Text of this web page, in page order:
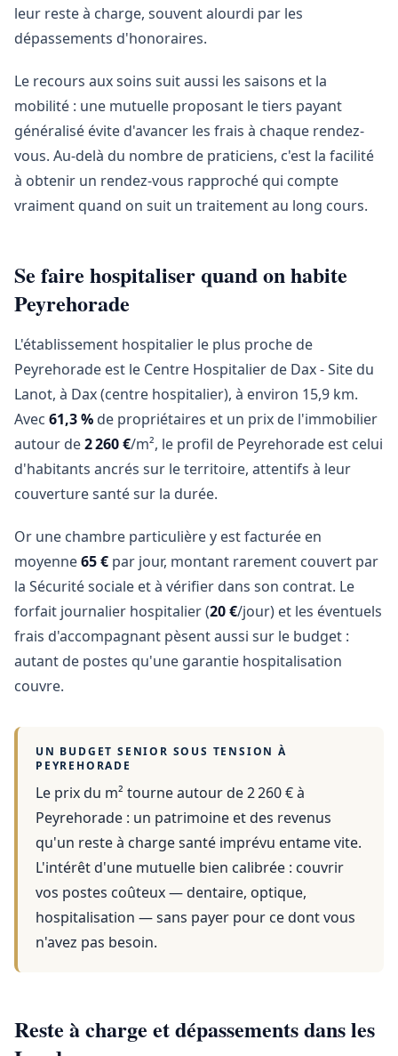
leur reste à charge, souvent alourdi par les
dépassements d'honoraires.
Le recours aux soins suit aussi les saisons et la
mobilité : une mutuelle proposant le tiers payant
généralisé évite d'avancer les frais à chaque rendez-
vous. Au-delà du nombre de praticiens, c'est la facilité
à obtenir un rendez-vous rapproché qui compte
vraiment quand on suit un traitement au long cours.
Se faire hospitaliser quand on habite
Peyrehorade
L'établissement hospitalier le plus proche de
Peyrehorade est le Centre Hospitalier de Dax - Site du
Lanot, à Dax (centre hospitalier), à environ 15,9 km.
Avec 61,3 % de propriétaires et un prix de l'immobilier
autour de2 260 €/m², le profil de Peyrehorade est celui
d'habitants ancrés sur le territoire, attentifs à leur
couverture santé sur la durée.
Or une chambre particulière y est facturée en
moyenne65 € par jour, montant rarement couvert par
la Sécurité sociale et à vérifier dans son contrat. Le
forfait journalier hospitalier (20 €/jour) et les éventuels
frais d'accompagnant pèsent aussi sur le budget :
autant de postes qu'une garantie hospitalisation
couvre.
UN BUDGET SENIOR SOUS TENSION À
PEYREHORADE
Le prix du m² tourne autour de 2 260 €à
Peyrehorade : un patrimoine et des revenus
qu'un reste à charge santé imprévu entame vite.
L'intérêt d'une mutuelle bien calibrée : couvrir
vos postes coûteux — dentaire, optique,
hospitalisation — sans payer pour ce dont vous
n'avez pas besoin.
Reste à charge et dépassements dans les